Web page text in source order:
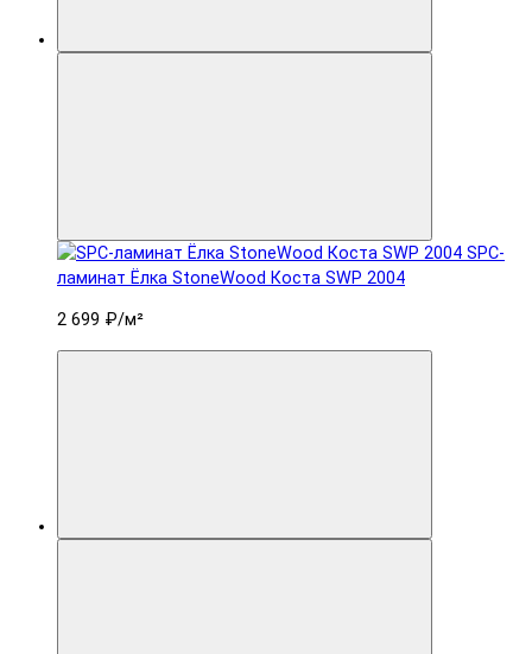
SPC-
ламинат Ëлка StoneWood Коста SWP 2004
2 699 ₽/м²